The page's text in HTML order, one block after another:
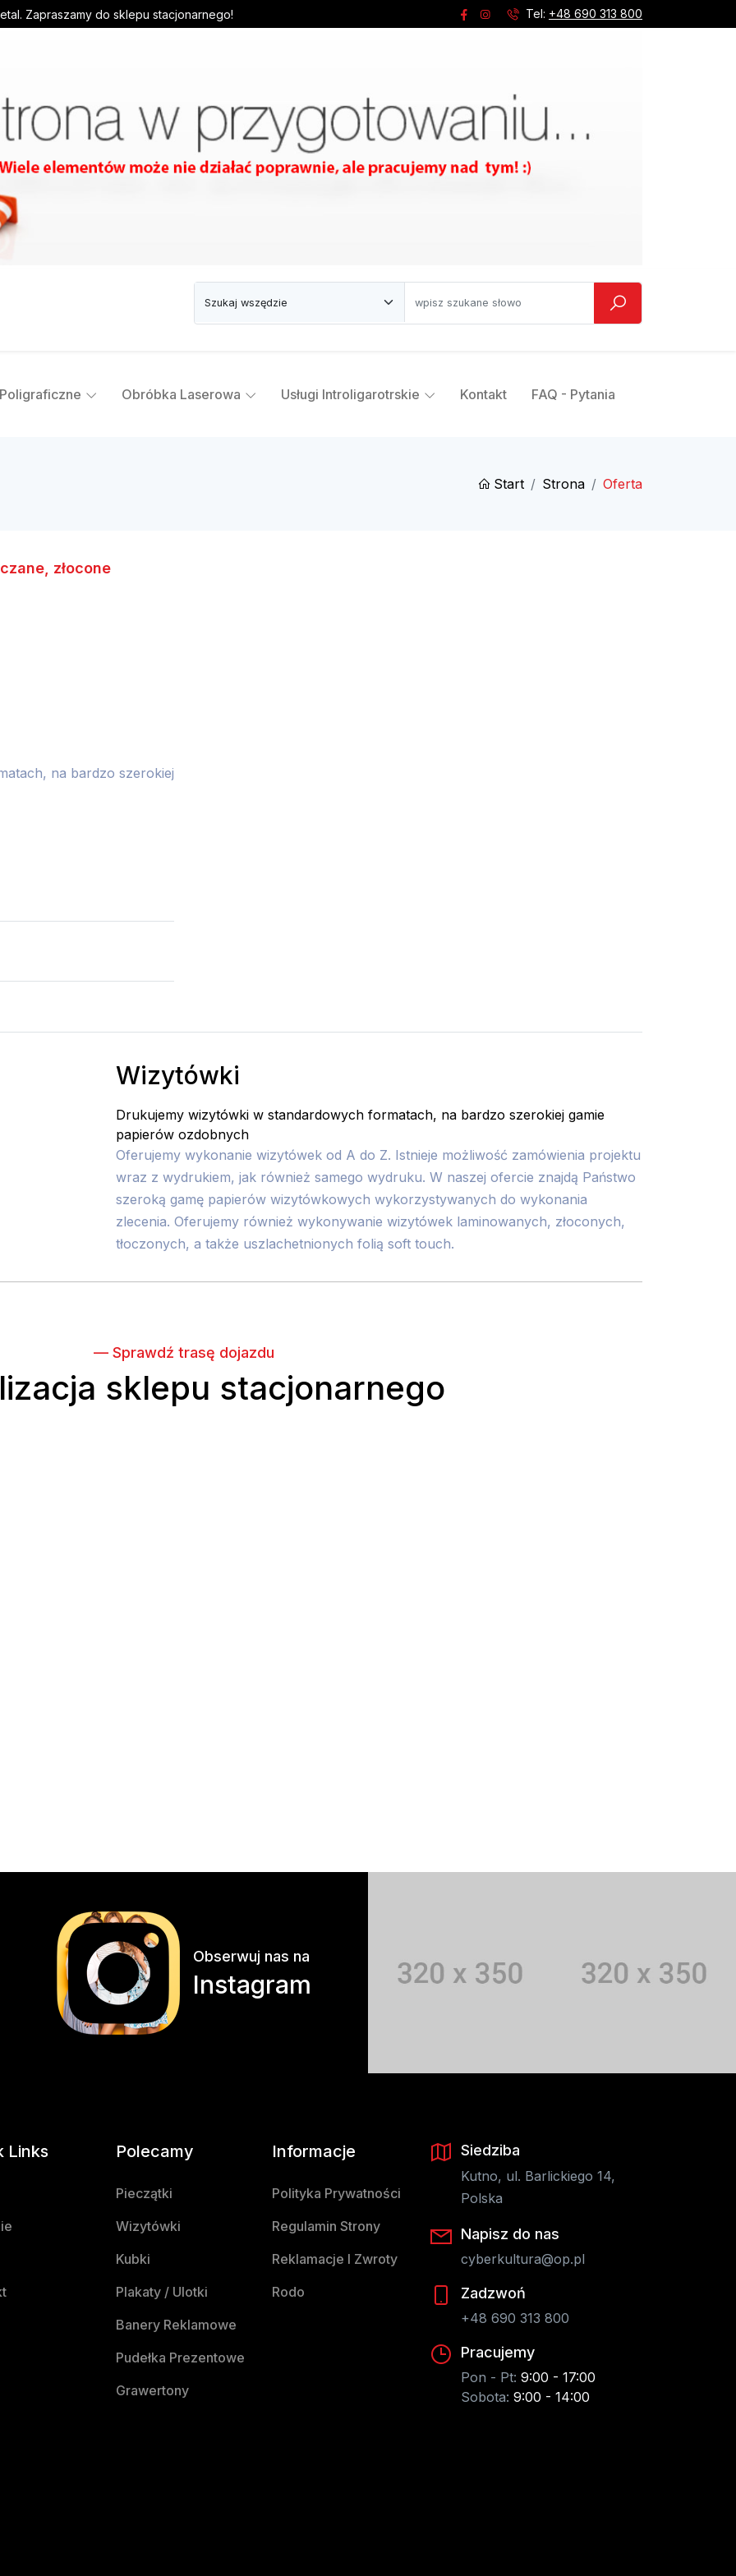
Zapraszamy do sklepu stacjonarnego! Tel: +48 690 313 800
Obróbka Laserowa Usługi Introligarotrskie Kontakt FAQ - Pytania
Start Strona Oferta
złocone
na bardzo szerokiej
Wizytówki
Drukujemy wizytówki w standardowych formatach, na bardzo szerokiej gamie
papierów ozdobnych
Oferujemy wykonanie wizytówek od A do Z. Istnieje możliwość zamówienia projektu
wraz z wydrukiem, jak również samego wydruku. W naszej ofercie znajdą Państwo
szeroką gamę papierów wizytówkowych wykorzystywanych do wykonania
zlecenia. Oferujemy również wykonywanie wizytówek laminowanych, złoconych,
tłoczonych, a także uszlachetnionych folią soft touch.
— Sprawdź trasę dojazdu
sklepu stacjonarnego
Obserwuj nas na
Instagram
Links Polecamy
Pieczątki
Wizytówki
Kubki
Plakaty / Ulotki
Banery Reklamowe
Pudełka Prezentowe
Grawertony
Informacje
Polityka Prywatności
Regulamin Strony
Reklamacje I Zwroty
Rodo
Siedziba
Kutno, ul. Barlickiego 14,
Polska
Napisz do nas
cyberkultura@op.pl
Zadzwoń
+48 690 313 800
Pracujemy
Pon - Pt: 9:00 - 17:00
Sobota: 9:00 - 14:00